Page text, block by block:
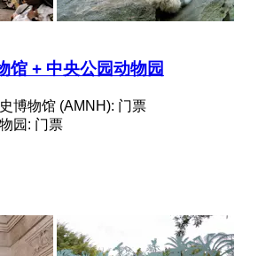
馆 + 中央公园动物园
博物馆 (AMNH): 门票
园: 门票